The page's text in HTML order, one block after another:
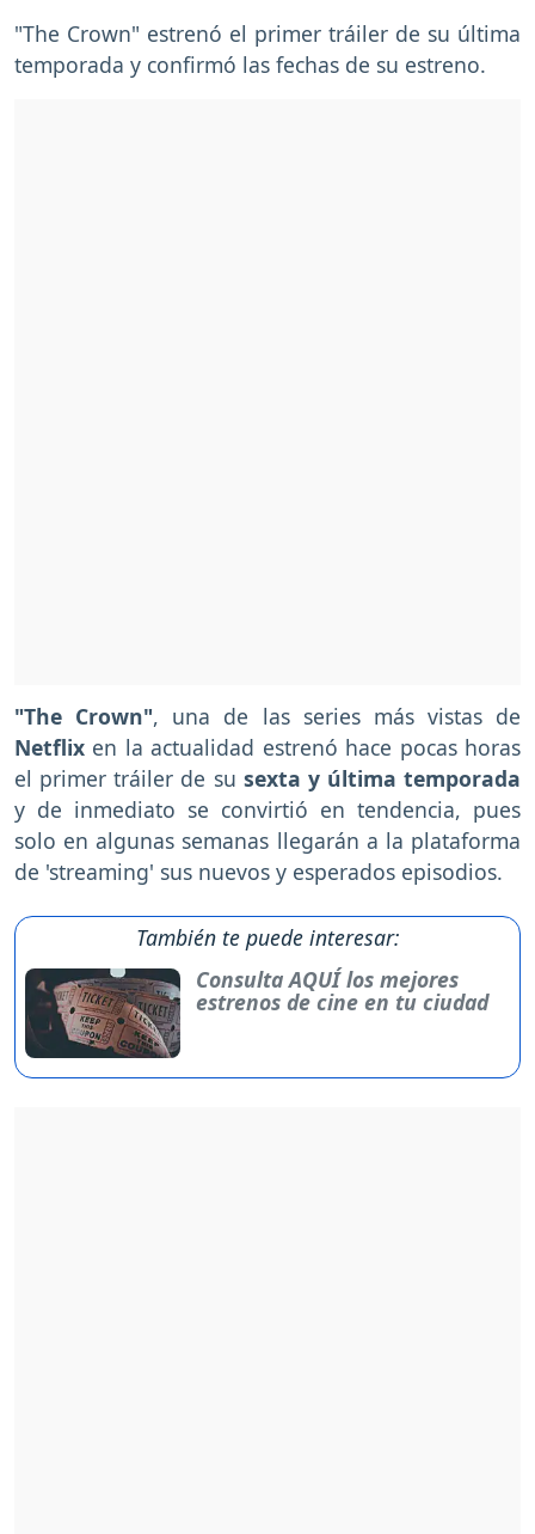
"The Crown" estrenó el primer tráiler de su última
temporada y confirmó las fechas de su estreno.
"The Crown", una de las series más vistas de
Netflix en la actualidad estrenó hace pocas horas
el primer tráiler de su sexta y última temporada
y de inmediato se convirtió en tendencia, pues
solo en algunas semanas llegarán a la plataforma
de 'streaming' sus nuevos y esperados episodios.
También te puede interesar:
Consulta AQUÍ los mejores
estrenos de cine en tu ciudad